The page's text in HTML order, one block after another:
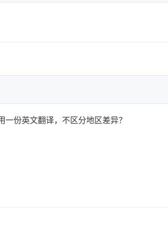
份英文翻译，不区分地区差异？